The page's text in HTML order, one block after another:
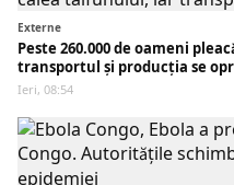
Externe
Peste 260.000 de oameni
transportul și producția se
Ieri, 08:54